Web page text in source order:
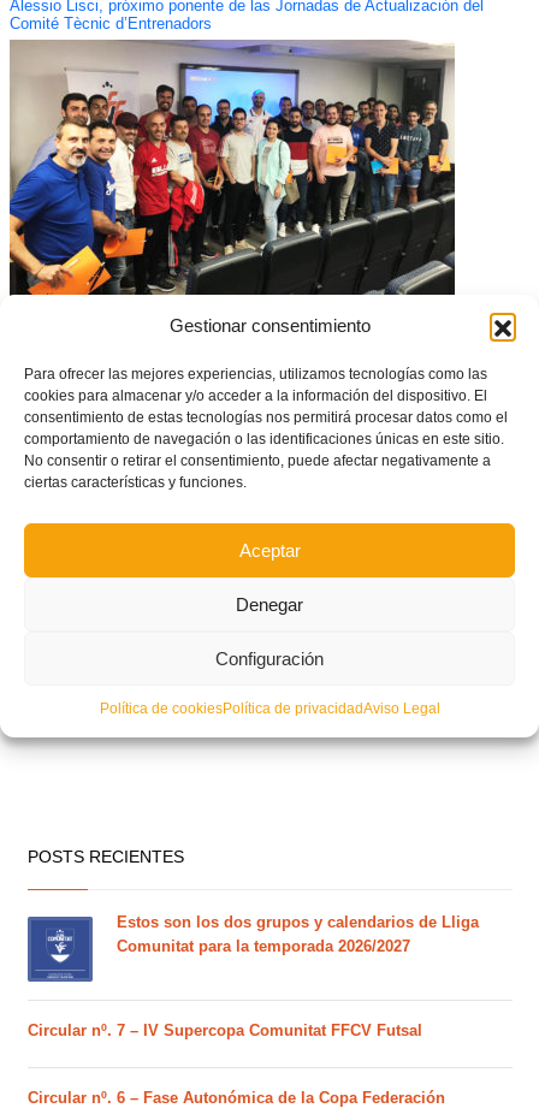
Gestionar consentimiento
Para ofrecer las mejores experiencias, utilizamos tecnologías como las
cookies para almacenar y/o acceder a la información del dispositivo. El
consentimiento de estas tecnologías nos permitirá procesar datos como el
comportamiento de navegación o las identificaciones únicas en este sitio.
No consentir o retirar el consentimiento, puede afectar negativamente a
ciertas características y funciones.
Aceptar
Denegar
Configuración
Política de cookiesPolítica de privacidadAviso Legal
Alessio Lisci, próximo ponente de las Jornadas de Actualización del
Comité Tècnic d’Entrenadors
Exito de la Ponencia del CTE en la CD del Valencia CF
POSTS RECIENTES
Estos son los dos grupos y calendarios de Lliga
Comunitat para la temporada 2026/2027
Circular nº. 7 – IV Supercopa Comunitat FFCV Futsal
Circular nº. 6 – Fase Autonómica de la Copa Federación